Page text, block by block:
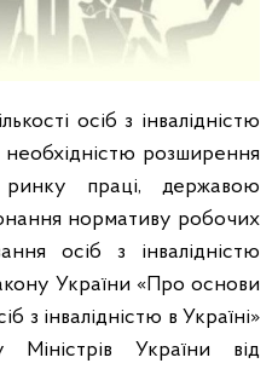
осіб з інвалідністю
необхідністю розширення
праці, державою
нормативу робочих
осіб з інвалідністю
України «Про основи
з інвалідністю в Україні»
Міністрів України від